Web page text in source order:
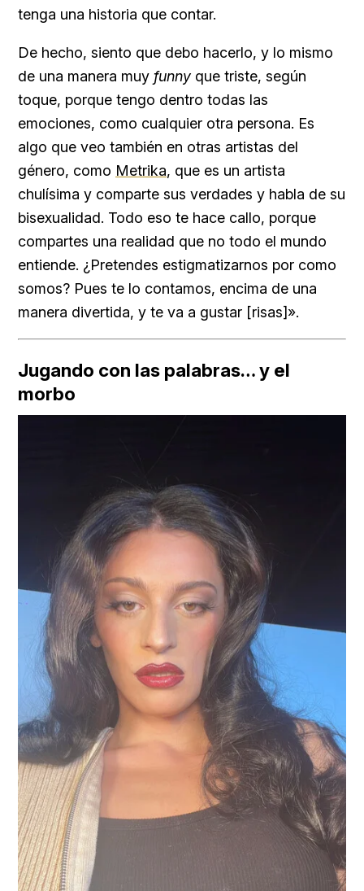
tenga una historia que contar.
De hecho, siento que debo hacerlo, y lo mismo
de una manera muy funny que triste, según
toque, porque tengo dentro todas las
emociones, como cualquier otra persona. Es
algo que veo también en otras artistas del
género, como Metrika, que es un artista
chulísima y comparte sus verdades y habla de su
bisexualidad. Todo eso te hace callo, porque
compartes una realidad que no todo el mundo
entiende. ¿Pretendes estigmatizarnos por como
somos? Pues te lo contamos, encima de una
manera divertida, y te va a gustar [risas]».
Jugando con las palabras… y el
morbo